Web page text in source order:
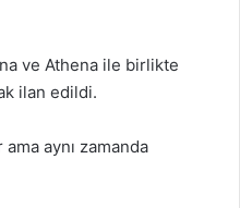
ve Athena ile birlikte
ilan edildi.
aynı zamanda